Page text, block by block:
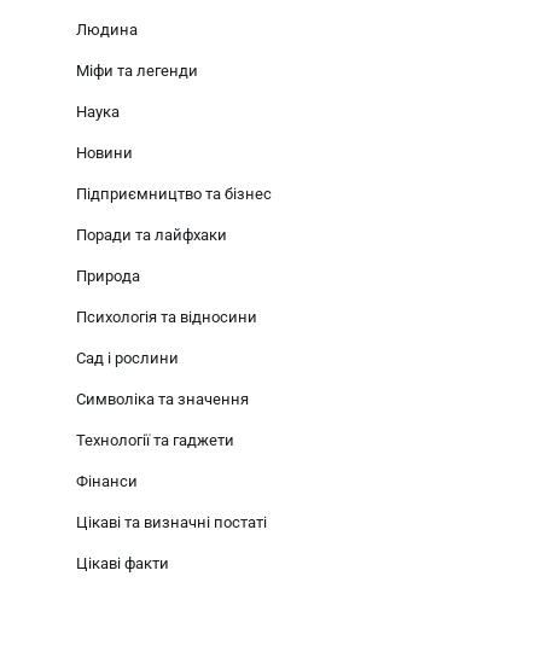
Людина
Міфи та легенди
Наука
Новини
Підприємництво та бізнес
Поради та лайфхаки
Природа
Психологія та відносини
Сад і рослини
Символіка та значення
Технології та гаджети
Фінанси
Цікаві та визначні постаті
Цікаві факти